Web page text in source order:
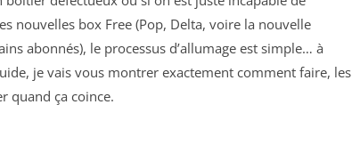
nouvelles box Free (Pop, Delta, voire la nouvelle
abonnés), le processus d’allumage est simple… à
je vais vous montrer exactement comment faire, les
quand ça coince.